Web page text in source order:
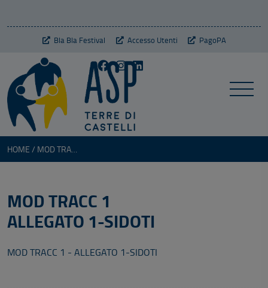
Bla Bla Festival Accesso Utenti PagoPA
HOME MOD TRACC 1 - ALLEGATO 1-SIDOTI
MOD TRACC 1
ALLEGATO 1-SIDOTI
MOD TRACC 1 - ALLEGATO 1-SIDOTI